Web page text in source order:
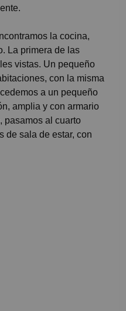
la cocina,
La primera de las
vistas. Un pequeño
con la misma
a un pequeño
amplia y con armario
pasamos al cuarto
de sala de estar, con